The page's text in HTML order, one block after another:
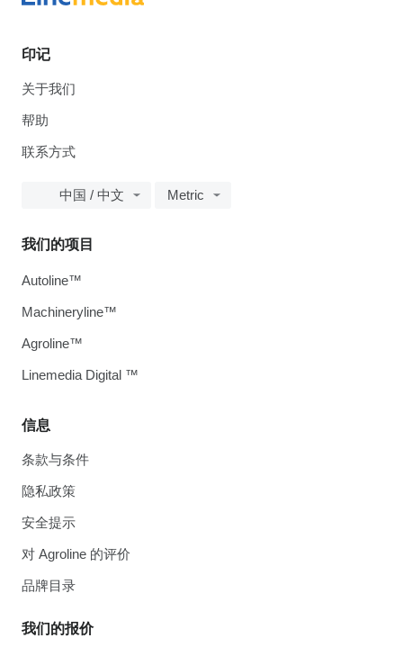
印记
关于我们
帮助
联系方式
中国 / 中文 Metric
信息
条款与条件
隐私政策
安全提示
对 Agroline 的评价
品牌目录
我们的报价
我们的项目
Autoline™
Machineryline™
Agroline™
Linemedia Digital ™